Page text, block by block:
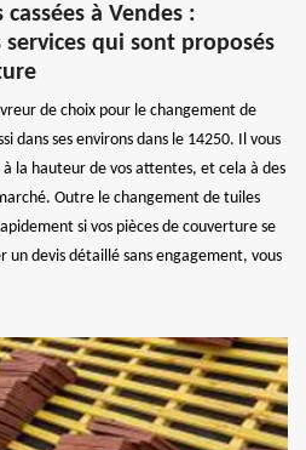
à Vendes :
qui sont proposés
de choix pour le changement de
dans ses environs dans le 14250. Il vous
la hauteur de vos attentes, et cela à des
Outre le changement de tuiles
si vos pièces de couverture se
un devis détaillé sans engagement, vous